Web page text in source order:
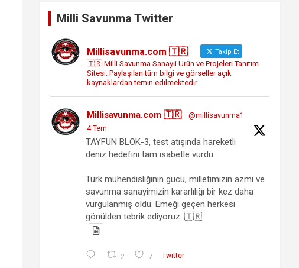
Milli Savunma Twitter
Millisavunma.com 🇹🇷 Takip Et
🇹🇷 Milli Savunma Sanayii Ürün ve Projeleri Tanıtım
Sitesi. Paylaşılan tüm bilgi ve görseller açık
kaynaklardan temin edilmektedir.
Millisavunma.com 🇹🇷 @millisavunma1
·
4 Tem
TAYFUN BLOK-3, test atışında hareketli
deniz hedefini tam isabetle vurdu.
Türk mühendisliğinin gücü, milletimizin azmi ve
savunma sanayimizin kararlılığı bir kez daha
vurgulanmış oldu. Emeği geçen herkesi
gönülden tebrik ediyoruz. 🇹🇷
2 7 Twitter